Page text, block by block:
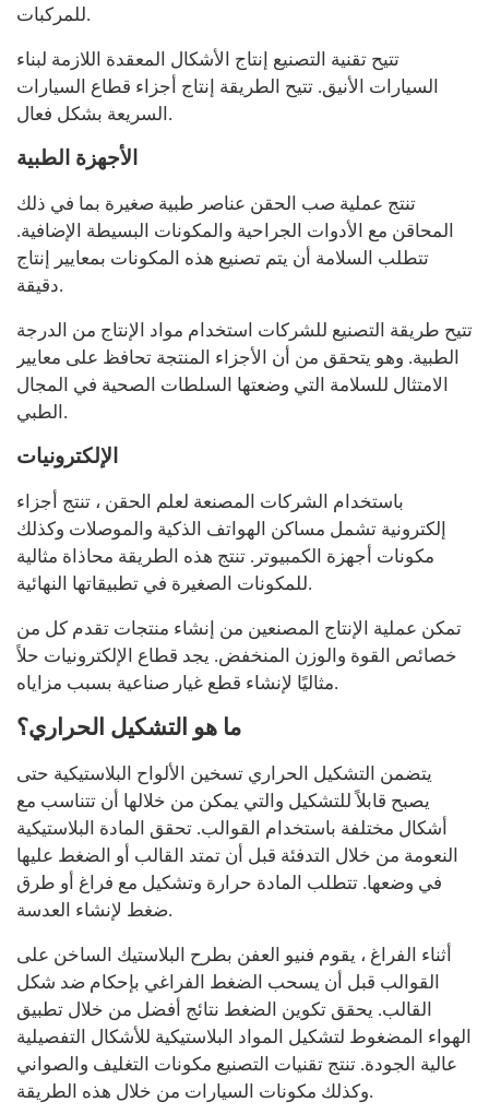
للمركبات.
تتيح تقنية التصنيع إنتاج الأشكال المعقدة اللازمة لبناء
السيارات الأنيق. تتيح الطريقة إنتاج أجزاء قطاع السيارات
السريعة بشكل فعال.
الأجهزة الطبية
تنتج عملية صب الحقن عناصر طبية صغيرة بما في ذلك
المحاقن مع الأدوات الجراحية والمكونات البسيطة الإضافية.
تتطلب السلامة أن يتم تصنيع هذه المكونات بمعايير إنتاج
دقيقة.
تتيح طريقة التصنيع للشركات استخدام مواد الإنتاج من الدرجة
الطبية. وهو يتحقق من أن الأجزاء المنتجة تحافظ على معايير
الامتثال للسلامة التي وضعتها السلطات الصحية في المجال
الطبي.
الإلكترونيات
باستخدام الشركات المصنعة لعلم الحقن ، تنتج أجزاء
إلكترونية تشمل مساكن الهواتف الذكية والموصلات وكذلك
مكونات أجهزة الكمبيوتر. تنتج هذه الطريقة محاذاة مثالية
للمكونات الصغيرة في تطبيقاتها النهائية.
تمكن عملية الإنتاج المصنعين من إنشاء منتجات تقدم كل من
خصائص القوة والوزن المنخفض. يجد قطاع الإلكترونيات حلاً
مثاليًا لإنشاء قطع غيار صناعية بسبب مزاياه.
ما هو التشكيل الحراري؟
يتضمن التشكيل الحراري تسخين الألواح البلاستيكية حتى
يصبح قابلاً للتشكيل والتي يمكن من خلالها أن تتناسب مع
أشكال مختلفة باستخدام القوالب. تحقق المادة البلاستيكية
النعومة من خلال التدفئة قبل أن تمتد القالب أو الضغط عليها
في وضعها. تتطلب المادة حرارة وتشكيل مع فراغ أو طرق
ضغط لإنشاء العدسة.
أثناء الفراغ ، يقوم فنيو العفن بطرح البلاستيك الساخن على
القوالب قبل أن يسحب الضغط الفراغي بإحكام ضد شكل
القالب. يحقق تكوين الضغط نتائج أفضل من خلال تطبيق
الهواء المضغوط لتشكيل المواد البلاستيكية للأشكال التفصيلية
عالية الجودة. تنتج تقنيات التصنيع مكونات التغليف والصواني
وكذلك مكونات السيارات من خلال هذه الطريقة.